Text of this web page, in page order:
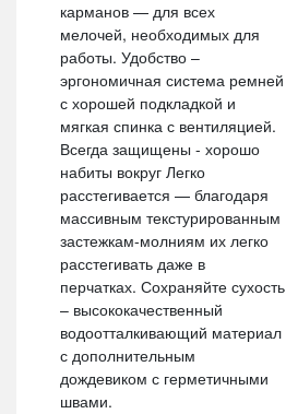
карманов — для всех
мелочей, необходимых для
работы. Удобство –
эргономичная система ремней
с хорошей подкладкой и
мягкая спинка с вентиляцией.
Всегда защищены - хорошо
набиты вокруг Легко
расстегивается — благодаря
массивным текстурированным
застежкам-молниям их легко
расстегивать даже в
перчатках. Сохраняйте сухость
– высококачественный
водоотталкивающий материал
с дополнительным
дождевиком с герметичными
швами.